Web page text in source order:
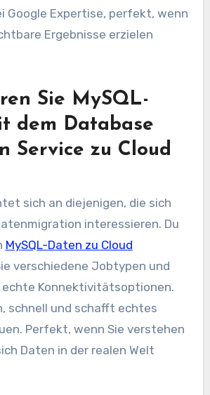
Google Expertise, perfekt, wenn
Ergebnisse erzielen
Sie MySQL-
dem Database
Service zu Cloud
sich an diejenigen, die sich
interessieren. Du
MySQL-Daten zu Cloud
verschiedene Jobtypen und
echte Konnektivitätsoptionen.
schnell und schafft echtes
Perfekt, wenn Sie verstehen
Daten in der realen Welt